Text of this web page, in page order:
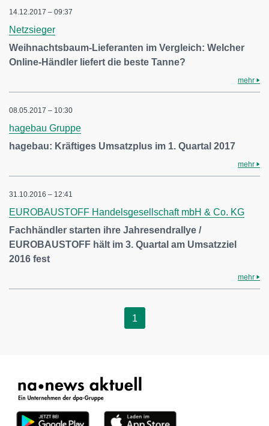
14.12.2017 – 09:37
Netzsieger
Weihnachtsbaum-Lieferanten im Vergleich: Welcher
Online-Händler liefert die beste Tanne?
mehr
08.05.2017 – 10:30
hagebau Gruppe
hagebau: Kräftiges Umsatzplus im 1. Quartal 2017
mehr
31.10.2016 – 12:41
EUROBAUSTOFF Handelsgesellschaft mbH & Co. KG
Fachhändler starten ihre Jahresendrallye /
EUROBAUSTOFF hält im 3. Quartal am Umsatzziel
2016 fest
mehr
1